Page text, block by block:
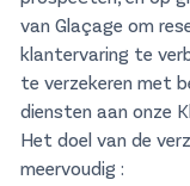
van Glaçage om
klantervaring te
te verzekeren met
diensten aan onze
Het doel van de
meervoudig :